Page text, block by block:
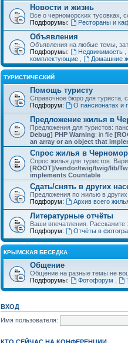
Новости и жизнь
Все о черноморских тусовках,
Подфорумы:
Рестораны и
Объявления
Объявления на любые темы,
Подфорумы:
Недвижимость
комплектующие
Домашние
ТУРИСТИЧЕСКИЙ
Помощь туристу
Справочное бюро для туриста,
Подфорум:
О пансионатах и
Предложение жилья в
Предложения для туристов:
Debug] PHP Warning: in file
an array or an object that
Спрос жилья в
Спрос жилья для туристов.
[ROOT]/vendor/twig/twig/lib/
implements Countable
Сдать/снять в других
Предложения по жилью в
Подфорум:
Архив всего
Литературные отчёты
Ваши впечатления.
Подфорум:
Отчёты в
КРЫМСКАЯ БЕСЕДКА
Общение
Общение на разные темы не
Подфорумы:
Фотофорум
ВХОД
Имя пользователя: